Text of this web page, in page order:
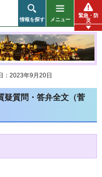
情報を探す メニュー
緊急・防
災
：2023年9月20日
疑質問・答弁全文（菅